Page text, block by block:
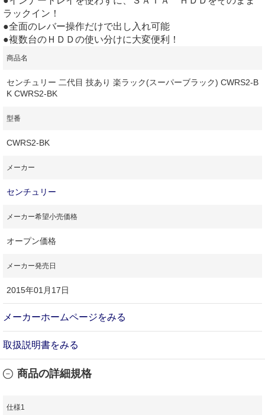
ラックイン！
●全面のレバー操作だけで出し入れ可能
●複数台のＨＤＤの使い分けに大変便利！
商品名
センチュリー 二代目 技あり 楽ラック(スーパーブラック) CWRS2-B
K CWRS2-BK
型番
CWRS2-BK
メーカー
センチュリー
メーカー希望小売価格
オープン価格
メーカー発売日
2015年01月17日
メーカーホームページをみる
取扱説明書をみる
商品の詳細規格
仕様1